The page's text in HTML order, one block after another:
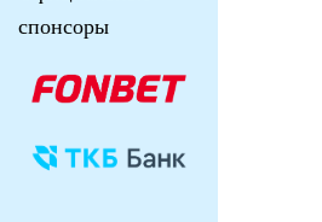
спонсоры